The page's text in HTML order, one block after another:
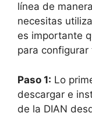
línea de
necesitas
es importante
para configurar
Paso 1: Lo
descargar e
de la DIAN